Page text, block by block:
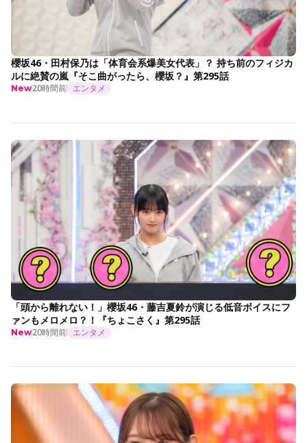
櫻坂46・田村保乃は「体育会系爆美女代表」？ 持ち前のフィジカ
ルに絶賛の嵐『そこ曲がったら、櫻坂？』第295話
New20時間前 エンタメ
「頭から離れない！」櫻坂46・藤吉夏鈴が演じる低音ボイスにフ
ァンもメロメロ？！『ちょこさく』第295話
New20時間前 エンタメ